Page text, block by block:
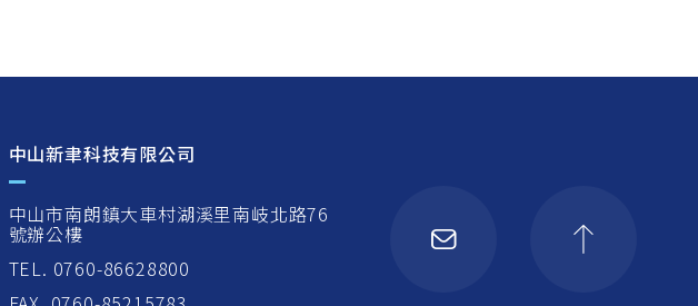
中山新聿科技有限公司
中山市南朗鎮大車村湖溪里南岐北路76
號辦公樓
TEL. 0760-86628800